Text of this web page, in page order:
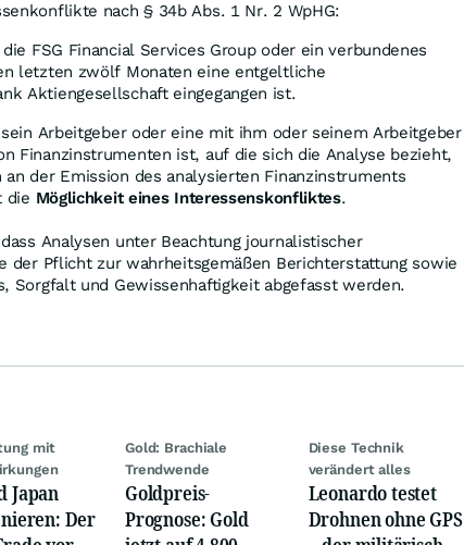
nach § 34b Abs. 1 Nr. 2 WpHG:
FSG Financial Services Group oder ein verbundenes
letzten zwölf Monaten eine entgeltliche
Aktiengesellschaft eingegangen ist.
Arbeitgeber oder eine mit ihm oder seinem Arbeitgeber
Finanzinstrumenten ist, auf die sich die Analyse bezieht,
der Emission des analysierten Finanzinstruments
die Möglichkeit eines Interessenskonfliktes.
Analysen unter Beachtung journalistischer
der Pflicht zur wahrheitsgemäßen Berichterstattung sowie
Sorgfalt und Gewissenhaftigkeit abgefasst werden.
mit
Japan
Der
Gold: Brachiale
Trendwende
Goldpreis-
Prognose: Gold
Diese Technik
verändert alles
Leonardo testet
Drohnen ohne GPS